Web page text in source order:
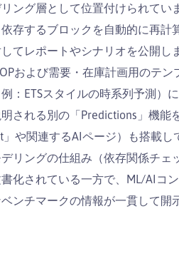
ング層として位置付けられて
依存するブロックを自動的に再
てレポートやシナリオを公開し
および需要・在庫計画用のテ
：ETSスタイルの時系列予測）
される別の「Predictions」機
や関連するAIページ）も搭載
リングの仕組み（依存関係チェ
化されている一方で、ML/AIコ
ンチマークの情報が一貫して